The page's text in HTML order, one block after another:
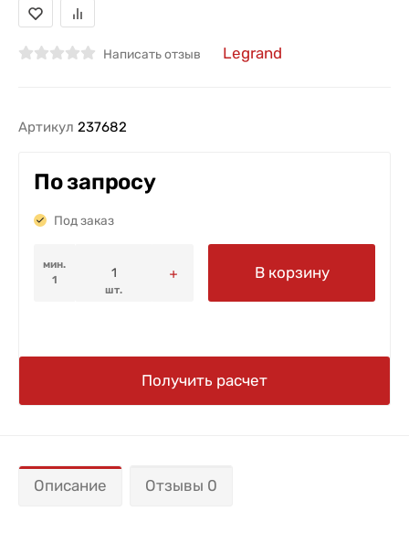
Написать отзыв Legrand
Артикул 237682
По запросу
Под заказ
мин.
1
шт.
В корзину
Получить расчет
Описание Отзывы 0